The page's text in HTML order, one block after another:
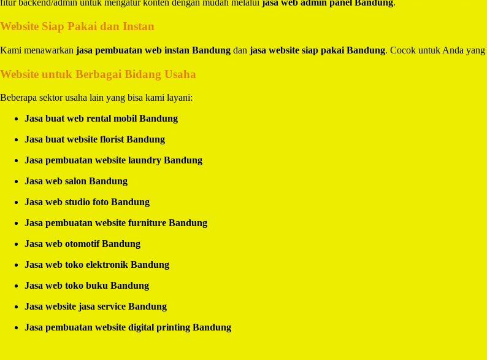
fitur backend/admin untuk mengatur konten dengan mudah melalui jasa web admin panel Bandung.
Website Siap Pakai dan Instan
Kami menawarkan jasa pembuatan web instan Bandung dan jasa website siap pakai Bandung. Cocok untuk Anda
Website untuk Berbagai Bidang Usaha
Beberapa sektor usaha lain yang bisa kami layani:
Jasa buat web rental mobil Bandung
Jasa buat website florist Bandung
Jasa pembuatan website laundry Bandung
Jasa web salon Bandung
Jasa web studio foto Bandung
Jasa pembuatan website furniture Bandung
Jasa web otomotif Bandung
Jasa web toko elektronik Bandung
Jasa web toko buku Bandung
Jasa website jasa service Bandung
Jasa pembuatan website digital printing Bandung